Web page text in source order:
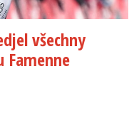
všechny
Famenne